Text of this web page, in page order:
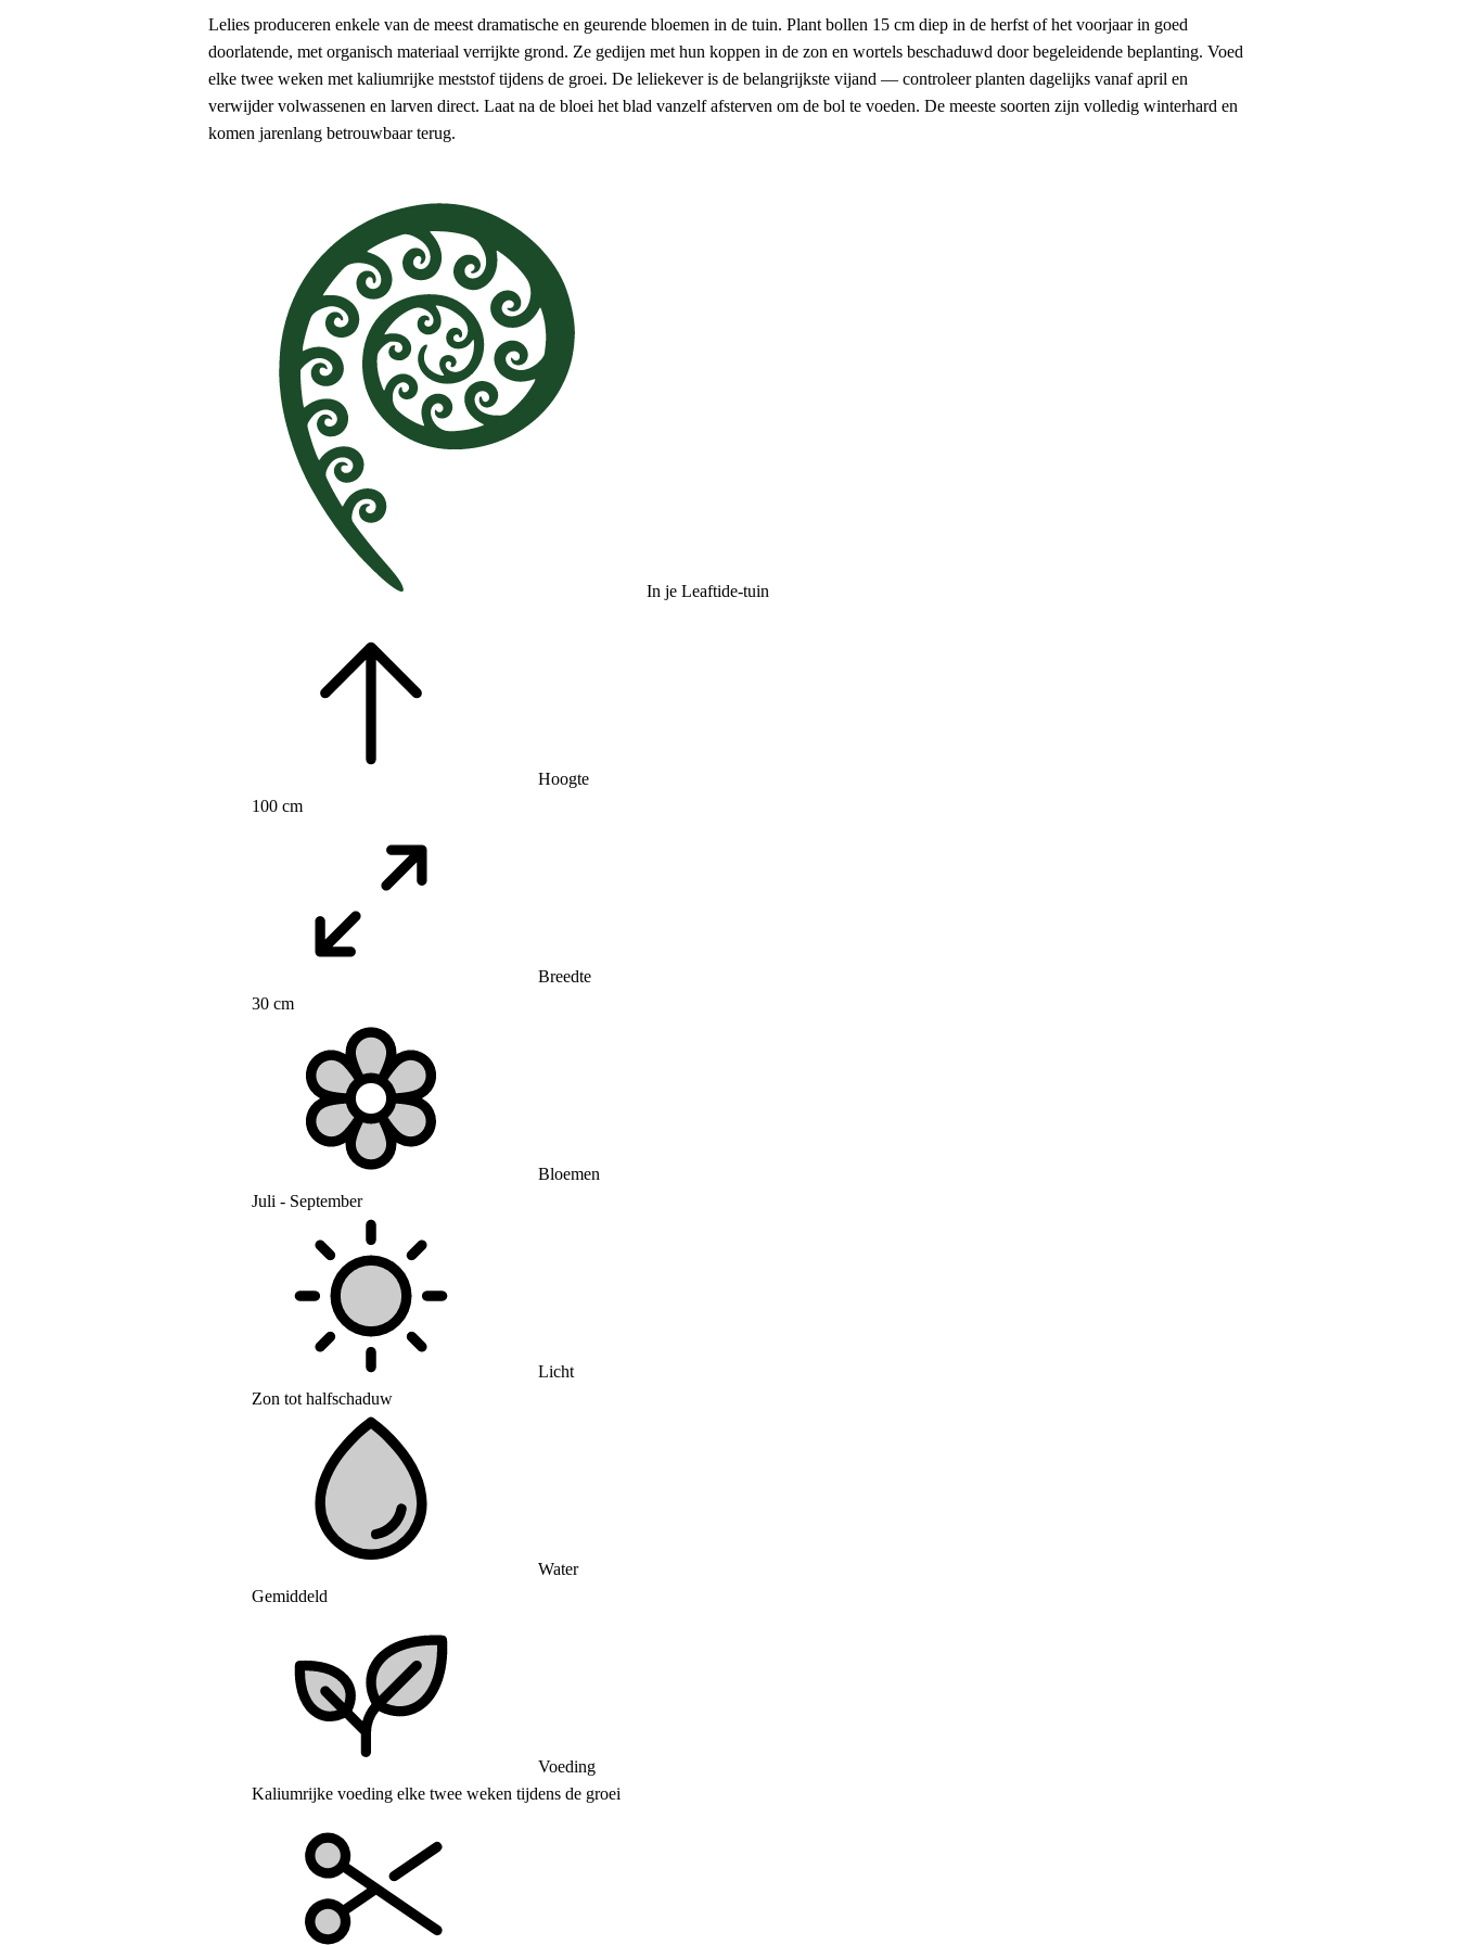
Lelies produceren enkele van de meest dramatische en geurende bloemen in de tuin. Plant bollen 15 cm diep in de herfst of het voorjaar in goed
doorlatende, met organisch materiaal verrijkte grond. Ze gedijen met hun koppen in de zon en wortels beschaduwd door begeleidende beplanting. Voed
elke twee weken met kaliumrijke meststof tijdens de groei. De leliekever is de belangrijkste vijand — controleer planten dagelijks vanaf april en
verwijder volwassenen en larven direct. Laat na de bloei het blad vanzelf afsterven om de bol te voeden. De meeste soorten zijn volledig winterhard en
komen jarenlang betrouwbaar terug.
In je Leaftide-tuin
Hoogte
100 cm
Breedte
30 cm
Bloemen
Juli - September
Licht
Zon tot halfschaduw
Water
Gemiddeld
Voeding
Kaliumrijke voeding elke twee weken tijdens de groei